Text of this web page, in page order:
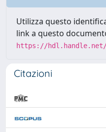
Utilizza questo
link a questo
https://hdl.handle.net/
Citazioni